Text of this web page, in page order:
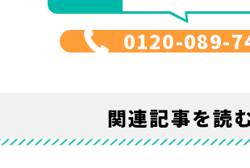
0120-089-
関連記事を読